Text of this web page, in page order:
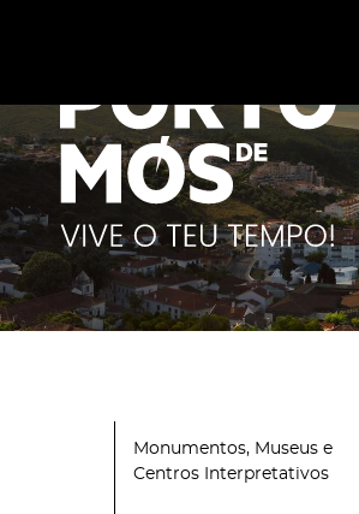
Monumentos, Museus e
Centros Interpretativos